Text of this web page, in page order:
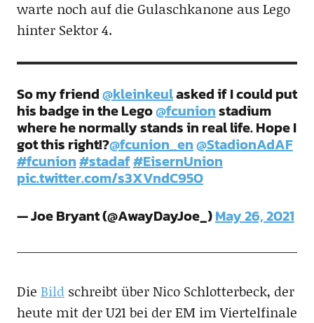
warte noch auf die Gulaschkanone aus Lego
hinter Sektor 4.
So my friend@kleinkeulasked if I could put
his badge in the Lego@fcunionstadium
where he normally stands in real life. Hope I
got this right!?@fcunion_en@StadionAdAF
#fcunion#stadaf#EisernUnion
pic.twitter.com/s3XVndC95O
— Joe Bryant (@AwayDayJoe_)May 26, 2021
Die Bildschreibt über Nico Schlotterbeck, der
heute mit der U21 bei der EM im Viertelfinale